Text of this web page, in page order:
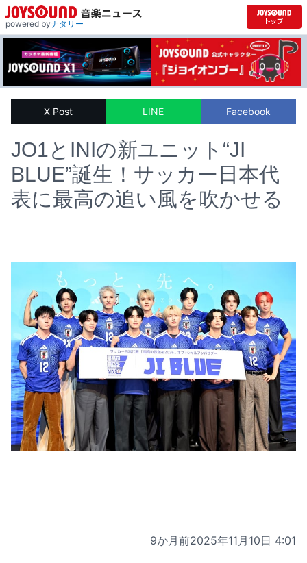
powered byナタリー
X Post LINE Facebook
JO1とINIの新ユニット“JI
BLUE”誕生！サッカー日本代
表に最高の追い風を吹かせる
9か月前2025年11月10日 4:01